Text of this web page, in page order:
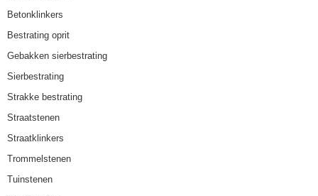
Betonklinkers
Bestrating oprit
Gebakken sierbestrating
Sierbestrating
Strakke bestrating
Straatstenen
Straatklinkers
Trommelstenen
Tuinstenen